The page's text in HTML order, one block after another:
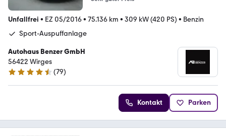
Unfallfrei • EZ 05/2016• 75.136 km • 309 kW (420 PS) • Benzin
Sport-Auspuffanlage
Autohaus Benzer GmbH
56422 Wirges
4.6 Sterne
(79)
Kontakt Parken